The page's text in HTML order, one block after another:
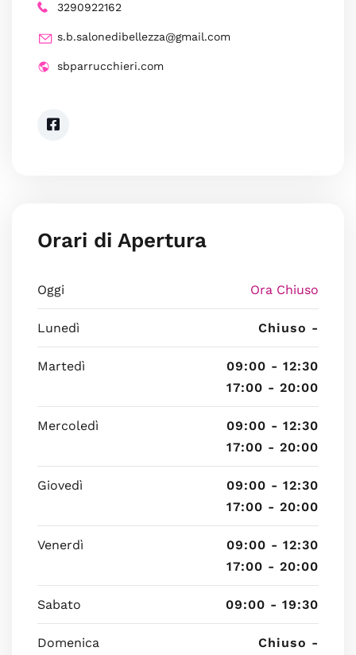
3290922162
s.b.salonedibellezza@gmail.com
sbparrucchieri.com
Orari di Apertura
Oggi Ora Chiuso
Lunedì Chiuso -
Martedì
09:00 - 12:30
17:00 - 20:00
Mercoledì
09:00 - 12:30
17:00 - 20:00
Giovedì
09:00 - 12:30
17:00 - 20:00
Venerdì
09:00 - 12:30
17:00 - 20:00
Sabato 09:00 - 19:30
Domenica Chiuso -